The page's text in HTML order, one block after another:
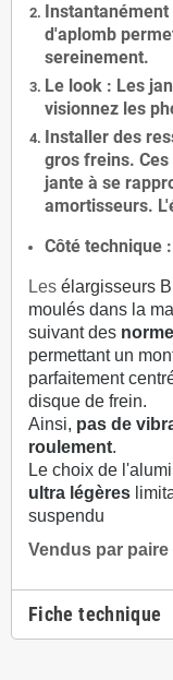
d'aplomb
sereinement.
Le look : Les
visionnez les
Installer des
gros freins.
jante à se
amortisseurs.
Côté technique :
Les élargisseurs
moulés dans la
suivant des
permettant un
parfaitement
disque de frein.
Ainsi, pas de
roulement.
Le choix de
ultra légères
suspendu
Vendus par
Fiche technique